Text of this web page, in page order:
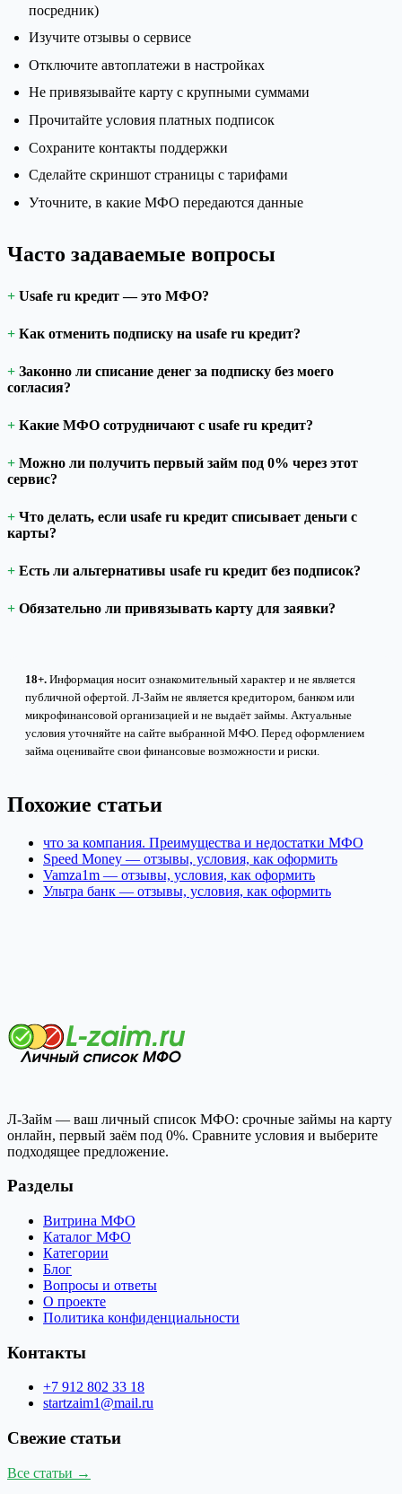
посредник)
Изучите отзывы о сервисе
Отключите автоплатежи в настройках
Не привязывайте карту с крупными суммами
Прочитайте условия платных подписок
Сохраните контакты поддержки
Сделайте скриншот страницы с тарифами
Уточните, в какие МФО передаются данные
Часто задаваемые вопросы
Usafe ru кредит — это МФО?
Как отменить подписку на usafe ru кредит?
Законно ли списание денег за подписку без моего
согласия?
Какие МФО сотрудничают с usafe ru кредит?
Можно ли получить первый займ под 0% через этот
сервис?
Что делать, если usafe ru кредит списывает деньги с
карты?
Есть ли альтернативы usafe ru кредит без подписок?
Обязательно ли привязывать карту для заявки?
18+. Информация носит ознакомительный характер и не является
публичной офертой. Л-Займ не является кредитором, банком или
микрофинансовой организацией и не выдаёт займы. Актуальные
условия уточняйте на сайте выбранной МФО. Перед оформлением
займа оценивайте свои финансовые возможности и риски.
Похожие статьи
что за компания. Преимущества и недостатки МФО
Speed Money — отзывы, условия, как оформить
Vamza1m — отзывы, условия, как оформить
Ультра банк — отзывы, условия, как оформить
Л-Займ — ваш личный список МФО: срочные займы на карту
онлайн, первый заём под 0%. Сравните условия и выберите
подходящее предложение.
Разделы
Витрина МФО
Каталог МФО
Категории
Блог
Вопросы и ответы
О проекте
Политика конфиденциальности
Контакты
+7 912 802 33 18
startzaim1@mail.ru
Свежие статьи
Все статьи →